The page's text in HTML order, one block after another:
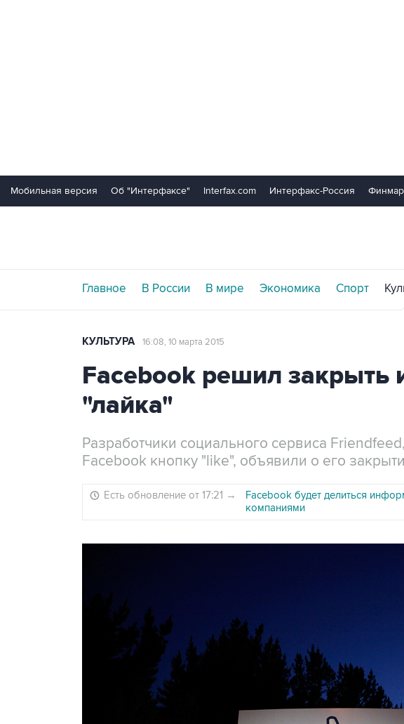
Мобильная версия Об "Интерфаксе" Interfax.com Интерфакс-Россия
Главное В России В мире Экономика Спорт
КУЛЬТУРА 16:08, 10 марта 2015
Facebook решил закрыть
"лайка"
Разработчики социального сервиса
Facebook кнопку "like", объявили о его
Есть обновление от 17:21 →
Facebook будет делиться
компаниями